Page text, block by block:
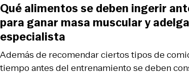
Además de recomendar ciertos tipos de
tiempo antes del entrenamiento se deben
Qué alimentos se deben ingerir
para ganar masa muscular y
especialista